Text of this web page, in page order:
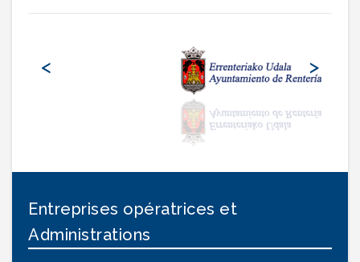
< >
Entreprises opératrices et
Administrations